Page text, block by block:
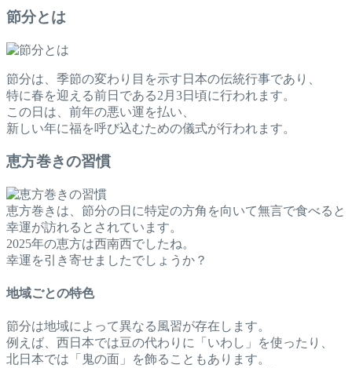
節分とは
節分は、季節の変わり目を示す日本の伝統行事であり、
特に春を迎える前日である2月3日頃に行われます。
この日は、前年の悪い運を払い、
新しい年に福を呼び込むための儀式が行われます。
恵方巻きの習慣
恵方巻きは、節分の日に特定の方角を向いて無言で食べると
幸運が訪れるとされています。
2025年の恵方は西南西でしたね。
幸運を引き寄せましたでしょうか？
地域ごとの特色
節分は地域によって異なる風習が存在します。
例えば、西日本では豆の代わりに「いわし」を使ったり、
北日本では「鬼の面」を飾ることもあります。